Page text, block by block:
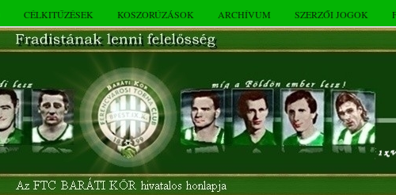
CÉLKITŰZÉSEK KOSZORÚZÁSOK ARCHÍVUM SZERZŐI JOGOK